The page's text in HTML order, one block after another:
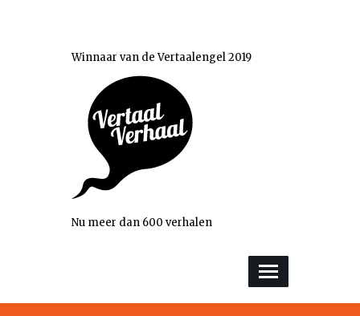
Winnaar van de Vertaalengel 2019
Nu meer dan 600 verhalen